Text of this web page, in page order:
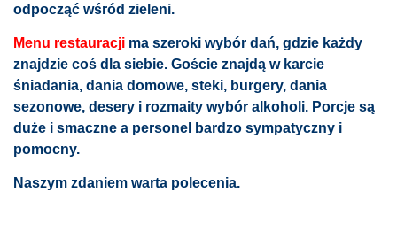
odpocząć wśród zieleni.
Menu restauracji ma szeroki wybór dań, gdzie każdy
znajdzie coś dla siebie. Goście znajdą w karcie
śniadania, dania domowe, steki, burgery, dania
sezonowe, desery i rozmaity wybór alkoholi. Porcje są
duże i smaczne a personel bardzo sympatyczny i
pomocny.
Naszym zdaniem warta polecenia.